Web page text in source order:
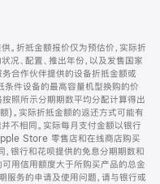
折抵金额报价仅为预估价，实际折
况、配置、推出年份，以及发售国家
合作伙伴提供的设备折抵金额或
件设备的最高容量机型换购的价
照所示分期期数平均分配计算得出
)。实际折抵金额的返还方式可能有
不相同。实际每月支付金额以银行
Store 零售店和在线商店购买
银行和花呗提供的免息分期期数和
用信用额度大于所购买产品的总金
服务的申请及使用问题，请与银行或